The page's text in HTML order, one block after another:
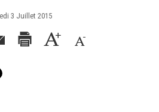
3 Juillet 2015